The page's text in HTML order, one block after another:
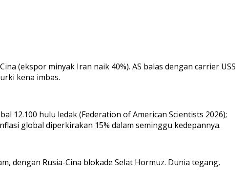
(ekspor minyak Iran naik 40%). AS balas dengan carrier USS
kena imbas.
12.100 hulu ledak (Federation of American Scientists 2026);
global diperkirakan 15% dalam seminggu kedepannya.
dengan Rusia-Cina blokade Selat Hormuz. Dunia tegang,